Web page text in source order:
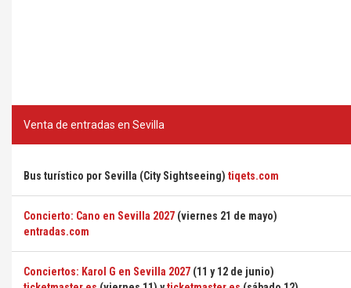
Venta de entradas en Sevilla
Bus turístico por Sevilla (City Sightseeing) tiqets.com
Concierto: Cano en Sevilla 2027 (viernes 21 de mayo)
entradas.com
Conciertos: Karol G en Sevilla 2027 (11 y 12 de junio)